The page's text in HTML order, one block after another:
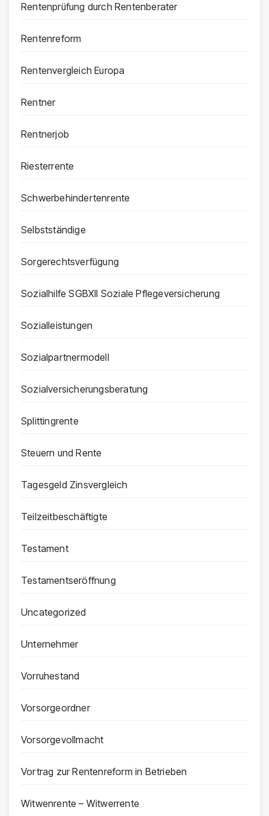
Rentenprüfung durch Rentenberater
Rentenreform
Rentenvergleich Europa
Rentner
Rentnerjob
Riesterrente
Schwerbehindertenrente
Selbstständige
Sorgerechtsverfügung
Sozialhilfe SGBXII Soziale Pflegeversicherung
Sozialleistungen
Sozialpartnermodell
Sozialversicherungsberatung
Splittingrente
Steuern und Rente
Tagesgeld Zinsvergleich
Teilzeitbeschäftigte
Testament
Testamentseröffnung
Uncategorized
Unternehmer
Vorruhestand
Vorsorgeordner
Vorsorgevollmacht
Vortrag zur Rentenreform in Betrieben
Witwenrente – Witwerrente